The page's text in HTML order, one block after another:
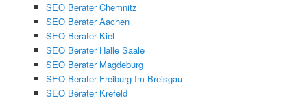
SEO Berater Chemnitz
SEO Berater Aachen
SEO Berater Kiel
SEO Berater Halle Saale
SEO Berater Magdeburg
SEO Berater Freiburg Im Breisgau
SEO Berater Krefeld